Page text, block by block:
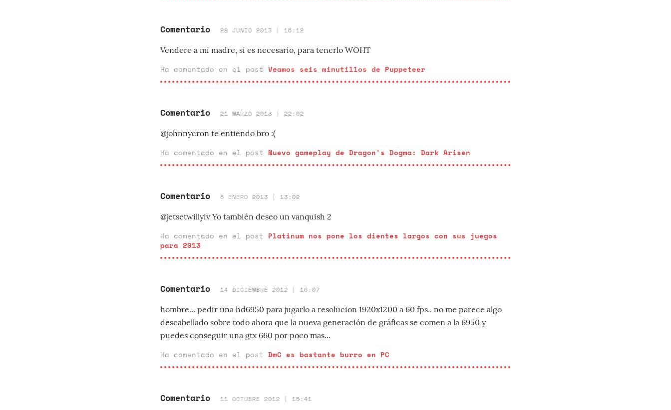
Comentario 28 JUNIO 2013 | 16:12
Vendere a mi madre, si es necesario, para tenerlo WOHT
Ha comentado en el post Veamos seis minutillos de Puppeteer
Comentario 21 MARZO 2013 | 22:02
@johnnycron te entiendo bro :(
Ha comentado en el post Nuevo gameplay de Dragon's Dogma: Dark Arisen
Comentario 8 ENERO 2013 | 13:02
@jetsetwillyiv Yo también deseo un vanquish 2
Ha comentado en el post Platinum nos pone los dientes largos con sus juegos
para 2013
Comentario 14 DICIEMBRE 2012 | 16:07
hombre... pedir una hd6950 para jugarlo a resolucion 1920x1200 a 60 fps.. no me parece algo
descabellado sobre todo ahora que la nueva generación de gráficas se comen a la 6950 y
puedes conseguir una gtx 660 por poco mas...
Ha comentado en el post DmC es bastante burro en PC
Comentario 11 OCTUBRE 2012 | 15:41